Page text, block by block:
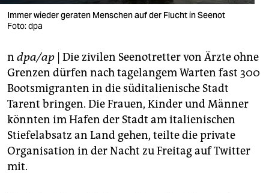
veranstaltungen
fragen & hilfe
unterstützen
abo
genossenschaft
epaper login
Immer wieder geraten Menschen auf der Flucht in Seenot
Foto: dpa
n dpa/ap | Die zivilen Seenotretter von Ärzte ohne
Grenzen dürfen nach tagelangem Warten fast 300
Bootsmigranten in die süditalienische Stadt
Tarent bringen. Die Frauen, Kinder und Männer
könnten im Hafen der Stadt am italienischen
Stiefelabsatz an Land gehen, teilte die private
Organisation in der Nacht zu Freitag auf Twitter
mit.